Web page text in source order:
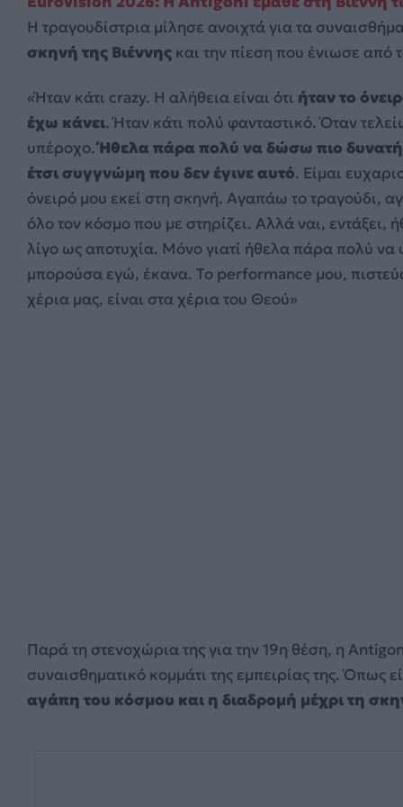
Η τραγουδίστρια μίλησε ανοιχτά για τα
σκηνή της Βιέννης και την πίεση που ένιωσε από
«Ήταν κάτι crazy. Η αλήθεια είναι ότι ήταν το
έχω κάνει. Ήταν κάτι πολύ φανταστικό. Όταν
υπέροχο.Ήθελα πάρα πολύ να δώσω πιο
έτσι συγγνώμη που δεν έγινε αυτό. Είμαι
όνειρό μου εκεί στη σκηνή. Αγαπάω το τραγούδι,
όλο τον κόσμο που με στηρίζει. Αλλά ναι,
λίγο ως αποτυχία. Μόνο γιατί ήθελα πάρα πολύ
μπορούσα εγώ, έκανα. Το performance μου,
χέρια μας, είναι στα χέρια του Θεού»
Παρά τη στενοχώρια της για την 19η θέση, η
συναισθηματικό κομμάτι της εμπειρίας της. Όπως
αγάπη του κόσμου και η διαδρομή μέχρι τη